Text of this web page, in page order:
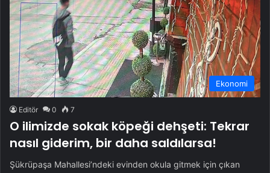
Ekonomi
Editör 0 7
O ilimizde sokak köpeği dehşeti: Tekrar
nasıl giderim, bir daha saldılarsa!
Şükrüpaşa Mahallesi’ndeki evinden okula gitmek için çıkan